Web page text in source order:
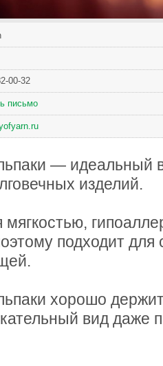
00-32
письмо
— идеальный
изделий.
мягкостью,
подходит для
хорошо
вид даже